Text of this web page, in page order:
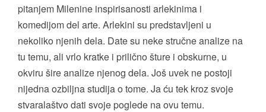
pitanjem Milenine inspirisanosti arlekinima i
komedijom del arte. Arlekini su predstavljeni u
nekoliko njenih dela. Date su neke stručne analize na
tu temu, ali vrlo kratke i prilično šture i obskurne, u
okviru šire analize njenog dela. Još uvek ne postoji
nijedna ozbiljna studija o tome. Ja ću tek kroz svoje
stvaralaštvo dati svoje poglede na ovu temu.